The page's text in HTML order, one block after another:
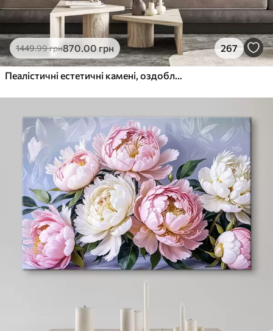
1449.99грн870.00 грн 267
Пеалістичні естетичні камені, оздоблення будинку, природне освітлення